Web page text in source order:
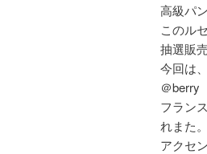
高級パ
このル
抽選販
今回は
＠berry
フラン
れまた
アクセ